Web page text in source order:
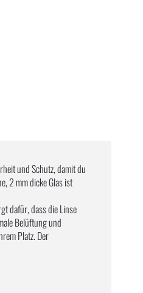
und Schutz, damit du
2 mm dicke Glas ist
dafür, dass die Linse
Belüftung und
Platz. Der